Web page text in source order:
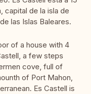
capital de la isla de
las Islas Baleares.
of a house with 4
a few steps
cove, full of
of Port Mahon,
Es Castell is